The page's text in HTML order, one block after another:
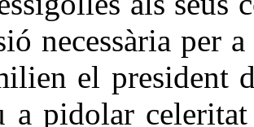
necessària per
el president
a pidolar